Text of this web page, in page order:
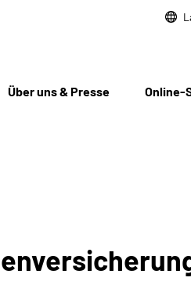
Über uns & Presse Online-